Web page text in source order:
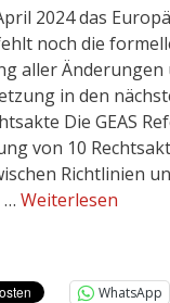
2024 das
noch die
aller Änderungen
in den
Die GEAS
von 10
Richtlinien
… Weiterlesen
WhatsApp